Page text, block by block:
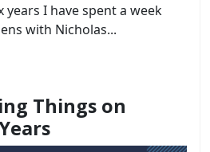
years I have spent a week
with Nicholas...
Things on